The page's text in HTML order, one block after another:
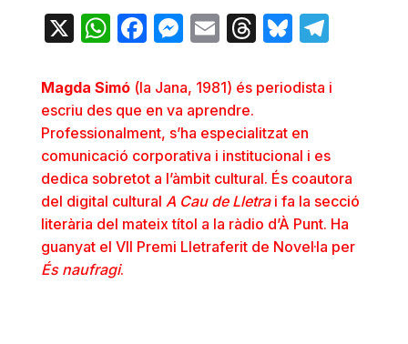
X WhatsApp
Facebook
Messenger
EmailThreads
Bluesky
Magda Simó(la Jana, 1981) és periodista i
escriu des que en va aprendre.
Professionalment, s’ha especialitzat en
comunicació corporativa i institucional i es
dedica sobretot a l’àmbit cultural. És coautora
del digital cultural A Cau de Lletrai fa la secció
literària del mateix títol a la ràdio d’À Punt. Ha
guanyat el VII Premi Lletraferit de Novel·la per
És naufragi.